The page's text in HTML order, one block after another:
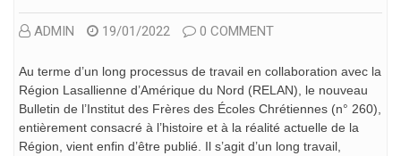
ADMIN 19/01/2022 0 COMMENT
Au terme d’un long processus de travail en collaboration avec la
Région Lasallienne d’Amérique du Nord (RELAN), le nouveau
Bulletin de l’Institut des Frères des Écoles Chrétiennes (n° 260),
entièrement consacré à l’histoire et à la réalité actuelle de la
Région, vient enfin d’être publié. Il s’agit d’un long travail,